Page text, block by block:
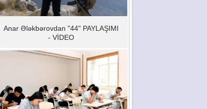
Anar Ələkbərovdan "44" PAYLAŞIMI
- VİDEO